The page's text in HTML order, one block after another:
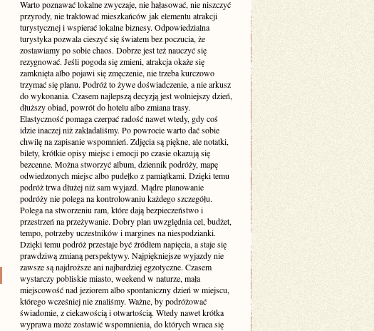
Warto poznawać lokalne zwyczaje, nie hałasować, nie niszczyć
przyrody, nie traktować mieszkańców jak elementu atrakcji
turystycznej i wspierać lokalne biznesy. Odpowiedzialna
turystyka pozwala cieszyć się światem bez poczucia, że
zostawiamy po sobie chaos. Dobrze jest też nauczyć się
rezygnować. Jeśli pogoda się zmieni, atrakcja okaże się
zamknięta albo pojawi się zmęczenie, nie trzeba kurczowo
trzymać się planu. Podróż to żywe doświadczenie, a nie arkusz
do wykonania. Czasem najlepszą decyzją jest wolniejszy dzień,
dłuższy obiad, powrót do hotelu albo zmiana trasy.
Elastyczność pomaga czerpać radość nawet wtedy, gdy coś
idzie inaczej niż zakładaliśmy. Po powrocie warto dać sobie
chwilę na zapisanie wspomnień. Zdjęcia są piękne, ale notatki,
bilety, krótkie opisy miejsc i emocji po czasie okazują się
bezcenne. Można stworzyć album, dziennik podróży, mapę
odwiedzonych miejsc albo pudełko z pamiątkami. Dzięki temu
podróż trwa dłużej niż sam wyjazd. Mądre planowanie
podróży nie polega na kontrolowaniu każdego szczegółu.
Polega na stworzeniu ram, które dają bezpieczeństwo i
przestrzeń na przeżywanie. Dobry plan uwzględnia cel, budżet,
tempo, potrzeby uczestników i margines na niespodzianki.
Dzięki temu podróż przestaje być źródłem napięcia, a staje się
prawdziwą zmianą perspektywy. Najpiękniejsze wyjazdy nie
zawsze są najdroższe ani najbardziej egzotyczne. Czasem
wystarczy pobliskie miasto, weekend w naturze, mała
miejscowość nad jeziorem albo spontaniczny dzień w miejscu,
którego wcześniej nie znaliśmy. Ważne, by podróżować
świadomie, z ciekawością i otwartością. Wtedy nawet krótka
wyprawa może zostawić wspomnienia, do których wraca się